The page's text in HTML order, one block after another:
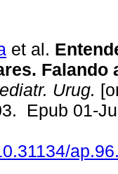
et al.
Falando
Urug.
Epub 01-